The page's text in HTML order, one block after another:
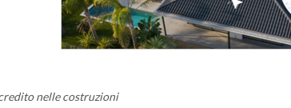
nelle costruzioni